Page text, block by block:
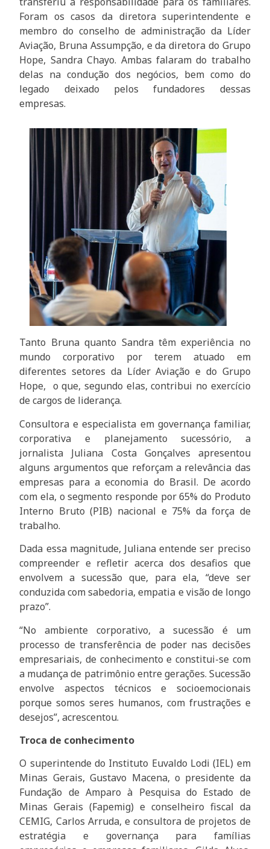
Foram os casos da diretora superintendente e
membro do conselho de administração da Líder
Aviação, Bruna Assumpção, e da diretora do Grupo
Hope, Sandra Chayo. Ambas falaram do trabalho
delas na condução dos negócios, bem como do
legado deixado pelos fundadores dessas
empresas.
Tanto Bruna quanto Sandra têm experiência no
mundo corporativo por terem atuado em
diferentes setores da Líder Aviação e do Grupo
Hope, o que, segundo elas, contribui no exercício
de cargos de liderança.
Consultora e especialista em governança familiar,
corporativa e planejamento sucessório, a
jornalista Juliana Costa Gonçalves apresentou
alguns argumentos que reforçam a relevância das
empresas para a economia do Brasil. De acordo
com ela, o segmento responde por 65% do Produto
Interno Bruto (PIB) nacional e 75% da força de
trabalho.
Dada essa magnitude, Juliana entende ser preciso
compreender e refletir acerca dos desafios que
envolvem a sucessão que, para ela, “deve ser
conduzida com sabedoria, empatia e visão de longo
prazo”.
“No ambiente corporativo, a sucessão é um
processo de transferência de poder nas decisões
empresariais, de conhecimento e constitui-se com
a mudança de patrimônio entre gerações. Sucessão
envolve aspectos técnicos e socioemocionais
porque somos seres humanos, com frustrações e
desejos”, acrescentou.
Troca de conhecimento
O superintende do Instituto Euvaldo Lodi (IEL) em
Minas Gerais, Gustavo Macena, o presidente da
Fundação de Amparo à Pesquisa do Estado de
Minas Gerais (Fapemig) e conselheiro fiscal da
CEMIG, Carlos Arruda, e consultora de projetos de
estratégia e governança para famílias